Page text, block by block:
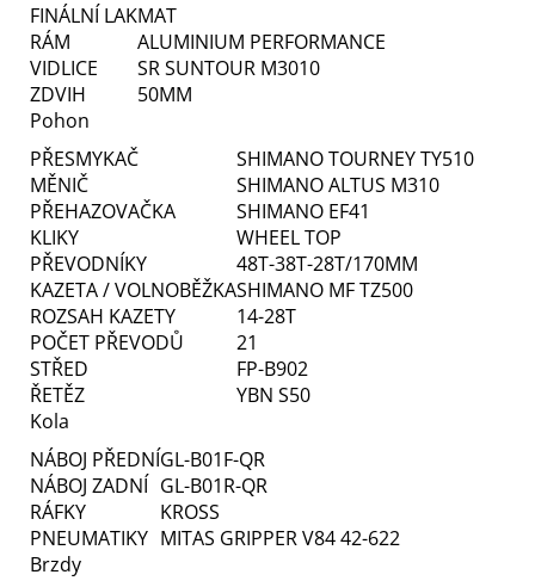
FINÁLNÍ LAKMAT
RÁM
ALUMINIUM PERFORMANCE
VIDLICE
SR SUNTOUR M3010
ZDVIH
50MM
Pohon
PŘESMYKAČ
SHIMANO TOURNEY TY510
MĚNIČ
SHIMANO ALTUS M310
PŘEHAZOVAČKA
SHIMANO EF41
KLIKY
WHEEL TOP
PŘEVODNÍKY
48T-38T-28T/170MM
KAZETA / VOLNOBĚŽKASHIMANO MF TZ500
ROZSAH KAZETY
14-28T
POČET PŘEVODŮ
21
STŘED
FP-B902
ŘETĚZ
YBN S50
Kola
NÁBOJ PŘEDNÍGL-B01F-QR
NÁBOJ ZADNÍ GL-B01R-QR
RÁFKY
KROSS
PNEUMATIKY MITAS GRIPPER V84 42-622
Brzdy